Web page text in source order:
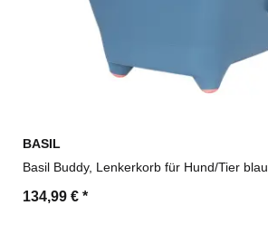
BASIL
Basil Buddy, Lenkerkorb für Hund/Tier blau
134,99 € *